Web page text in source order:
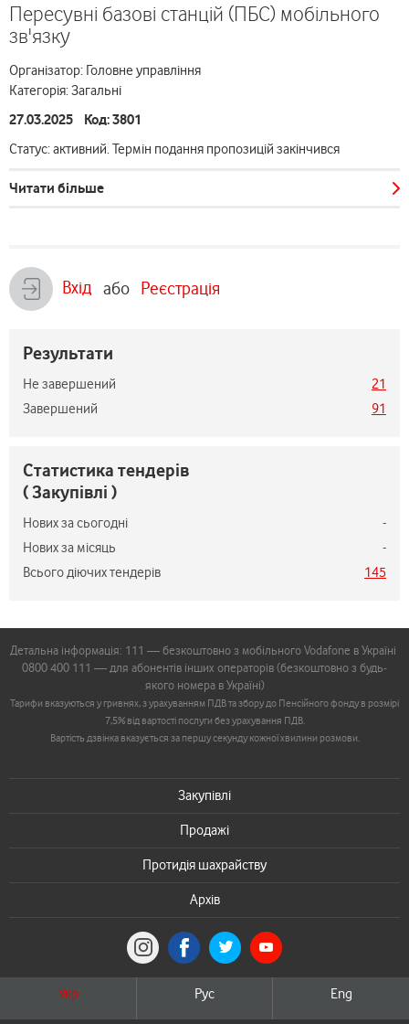
Пересувні базові станцій (ПБС) мобільного
зв'язку
Організатор: Головне управління
Категорія: Загальні
27.03.2025 Код: 3801
Статус: активний. Термін подання пропозицій закінчився
Читати більше
Вхід або Реєстрація
Результати
Не завершений
21
Завершений
91
Статистика тендерів
( Закупівлі )
Нових за сьогодні
-
Нових за місяць
-
Всього діючих тендерів
145
Детальна інформація: 111 — безкоштовно з мобільного Vodafone в Україні
0800 400 111 — для абонентів інших операторів (безкоштовно з будь-
якого номера в Україні)
Тарифи вказуються у гривнях, з урахуванням ПДВ та збору до Пенсійного фонду в розмірі
7,5% від вартості послуги без урахування ПДВ.
Вартість дзвінка вказується за першу секунду кожної хвилини розмови.
Закупівлі
Продажі
Протидія шахрайству
Архів
Укр Рус Eng